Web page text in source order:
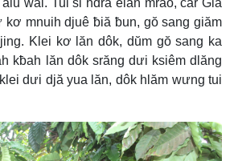
wăl. Tui si hdră êlan mrâo, čar Gia
kơ mnuih djuê ƀiă ƀun, gŏ sang giăm
Klei kơ lăn dôk, dŭm gŏ sang ka
kƀah lăn dôk srăng dưi ksiêm dlăng
dưi djă yua lăn, dôk hlăm wưng tui